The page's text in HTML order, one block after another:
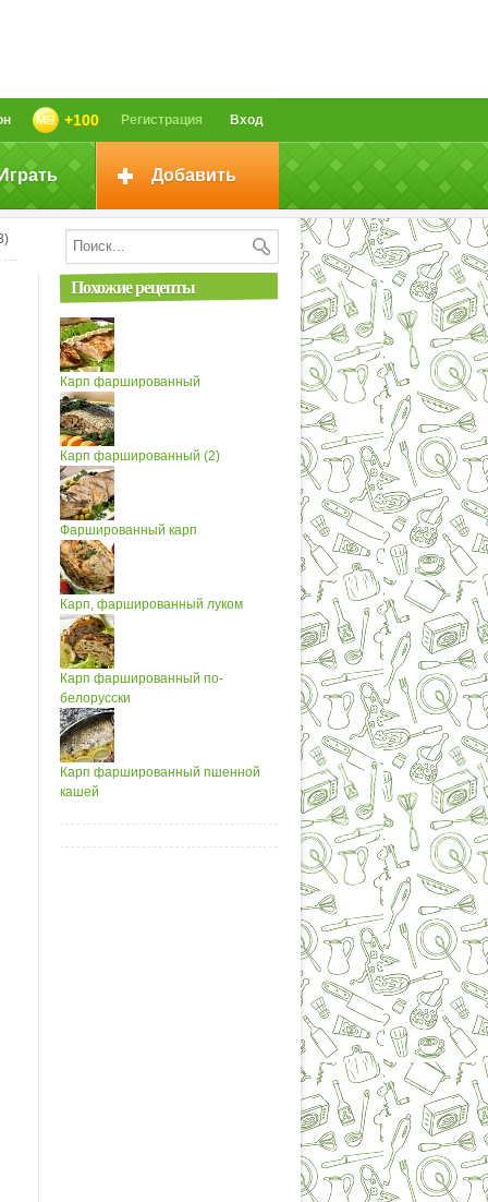
Вход
Регистрация
+100
Добавить
Похожие рецепты
Карп фаршированный
Карп фаршированный (2)
Фаршированный карп
Карп, фаршированный луком
Карп фаршированный по-
белорусски
Карп фаршированный пшенной
кашей